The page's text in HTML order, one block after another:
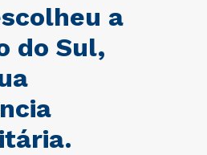
a
do Sul,